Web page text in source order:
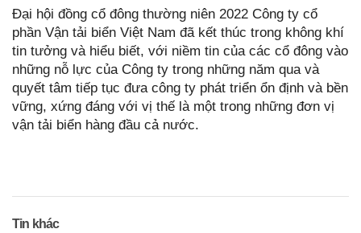
Đại hội đồng cổ đông thường niên 2022 Công ty cổ
phần Vận tải biển Việt Nam đã kết thúc trong không khí
tin tưởng và hiểu biết, với niềm tin của các cổ đông vào
những nỗ lực của Công ty trong những năm qua và
quyết tâm tiếp tục đưa công ty phát triển ổn định và bền
vững, xứng đáng với vị thế là một trong những đơn vị
vận tải biển hàng đầu cả nước.
Tin khác